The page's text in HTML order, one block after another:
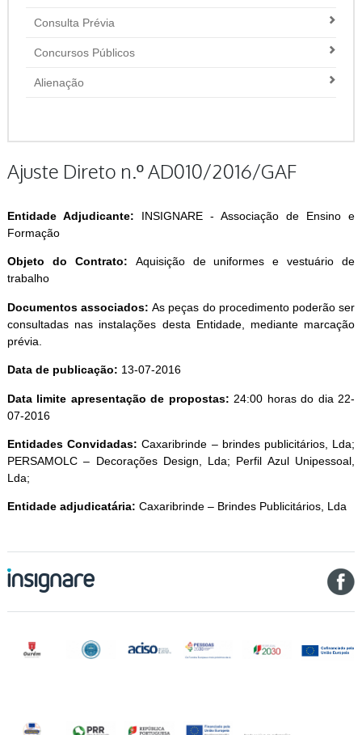
Consulta Prévia
Concursos Públicos
Alienação
Ajuste Direto n.º AD010/2016/GAF
Entidade Adjudicante: INSIGNARE - Associação de Ensino e
Formação
Objeto do Contrato: Aquisição de uniformes e vestuário de
trabalho
Documentos associados:As peças do procedimento poderão ser
consultadas nas instalações desta Entidade, mediante marcação
prévia.
Data de publicação: 13-07-2016
Data limite apresentação de propostas: 24:00 horas do dia 22-
07-2016
Entidades Convidadas:Caxaribrinde – brindes publicitários, Lda;
PERSAMOLC – Decorações Design, Lda; Perfil Azul Unipessoal,
Lda;
Entidade adjudicatária: Caxaribrinde – Brindes Publicitários, Lda